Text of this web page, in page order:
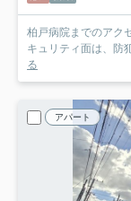
柏戸病院までのアク
キュリティ面は、防
る
アパート